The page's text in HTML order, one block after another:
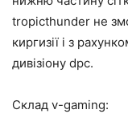
tropicthunder не
киргизії і з
дивізіону dpc.
Склад v-gaming: